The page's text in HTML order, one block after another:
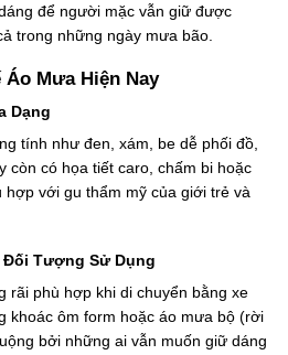
để người mặc vẫn giữ được
trong những ngày mưa bão.
Mưa Hiện Nay
Dạng
tính như đen, xám, be dễ phối đồ,
còn có họa tiết caro, chấm bi hoặc
hợp với gu thẩm mỹ của giới trẻ và
Đối Tượng Sử Dụng
rãi phù hợp khi di chuyển bằng xe
khoác ôm form hoặc áo mưa bộ (rời
bởi những ai vẫn muốn giữ dáng